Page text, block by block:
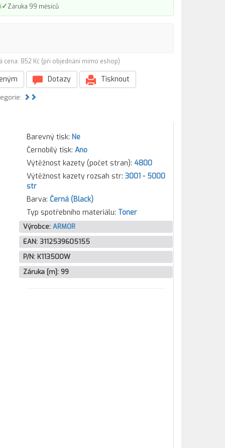
✓Záruka 99 měsíců
cena: 852 Kč (při objednání mimo eshop)
Dotazy Tisknout
Barevný tisk: Ne
Černobílý tisk: Ano
Výtěžnost kazety (počet stran): 4800
Výtěžnost kazety rozsah str: 3001 - 5000
str
Barva: Černá (Black)
Typ spotřebního materiálu: Toner
Výrobce: ARMOR
EAN: 3112539605155
P/N: K11350OW
Záruka [m]: 99